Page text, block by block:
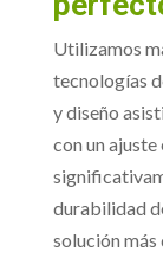
Utilizamos
tecnologías
y diseño
con un
durabilidad
solución